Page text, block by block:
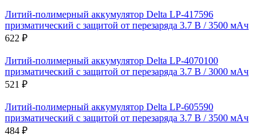
Литий-полимерный аккумулятор Delta LP-417596
призматический с защитой от перезаряда 3.7 В / 3500 мАч
622 ₽
Литий-полимерный аккумулятор Delta LP-4070100
призматический с защитой от перезаряда 3.7 В / 3000 мАч
521 ₽
Литий-полимерный аккумулятор Delta LP-605590
призматический с защитой от перезаряда 3.7 В / 3500 мАч
484 ₽